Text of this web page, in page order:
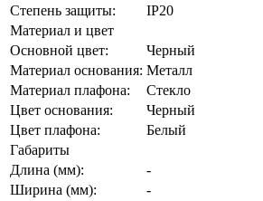
Степень защиты:
IP20
Материал и цвет
Основной цвет:
Черный
Материал основания: Металл
Материал плафона:
Стекло
Цвет основания:
Черный
Цвет плафона:
Белый
Габариты
Длина (мм):
-
Ширина (мм):
-